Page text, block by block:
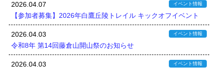
2026.04.07 イベント情報
【参加者募集】2026年白鷹丘陵トレイル キックオフイベント
2026.04.03 イベント情報
令和8年 第14回藤倉山開山祭のお知らせ
2026.04.03 イベント情報